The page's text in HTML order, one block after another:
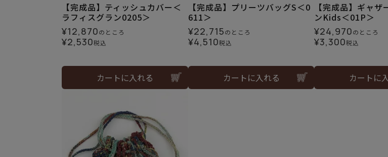
【完成品】ティッシュカバー＜
ラフィスグラン0205＞
¥12,870のところ
¥2,530税込
カートに入れる
【完成品】プリーツバッグS＜0
611＞
¥22,715のところ
¥4,510税込
カートに入れる
【完成品】ギャザ
ンKids＜01P＞
¥24,970のところ
¥3,300税込
カートに